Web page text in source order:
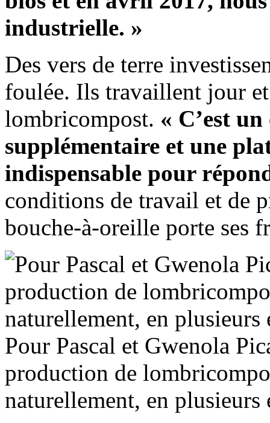
industrielle. »
Des vers de terre
foulée. Ils travaillent jour
lombricompost. « C’est
supplémentaire et une
indispensable pour
conditions de travail et de
bouche-à-oreille porte ses
Pour Pascal et Gwenola
production de
naturellement, en plusieurs